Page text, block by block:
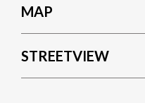
MAP
STREETVIEW